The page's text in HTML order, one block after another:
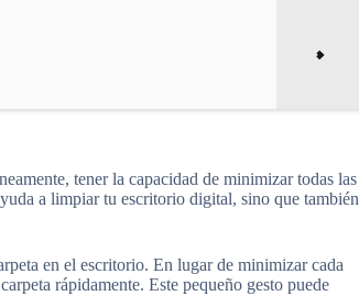
tener la capacidad de minimizar todas las
a limpiar tu escritorio digital, sino que también
en el escritorio. En lugar de minimizar cada
rápidamente. Este pequeño gesto puede